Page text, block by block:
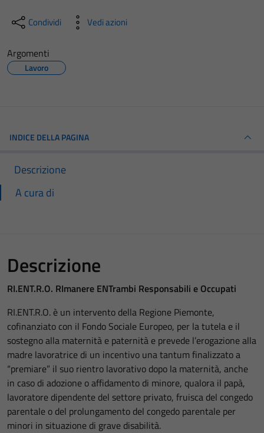
Condividi Vedi azioni
Argomenti
Lavoro
INDICE DELLA PAGINA
Descrizione
A cura di
Descrizione
RI.ENT.R.O. RImanere ENTrambi Responsabili e Occupati
RI.ENT.R.O. è un intervento della Regione Piemonte,
cofinanziato con il Fondo Sociale Europeo, per la tutela e il
sostegno alla maternità e paternità e prevede l’erogazione alla
madre lavoratrice di un incentivo una tantum finalizzato a
“premiare” il suo rientro lavorativo dopo la maternità, anche
in caso di adozione o affidamento di minore, qualora il papà,
lavoratore dipendente del settore privato, fruisca del congedo
parentale o del prolungamento del congedo parentale per
minori in situazione di grave disabilità.